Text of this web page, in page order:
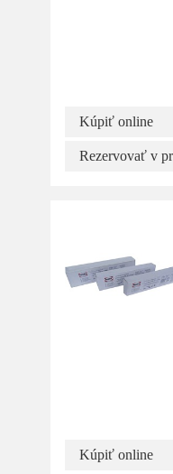
Kúpiť online
Rezervovať v
Kúpiť online